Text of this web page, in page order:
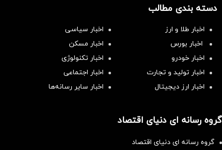
دسته بندی مطالب
اخبار طلا و ارز
اخبار سیاسی
اخبار بورس
اخبار مسکن
اخبار خودرو
اخبار تکنولوژی
اخبار تولید و تجارت
اخبار اجتماعی
اخبار ارز دیجیتال
اخبار سایر رسانه‌‌ها
گروه رسانه ای دنیای اقتصاد
گروه رسانه ای دنیای اقتصاد